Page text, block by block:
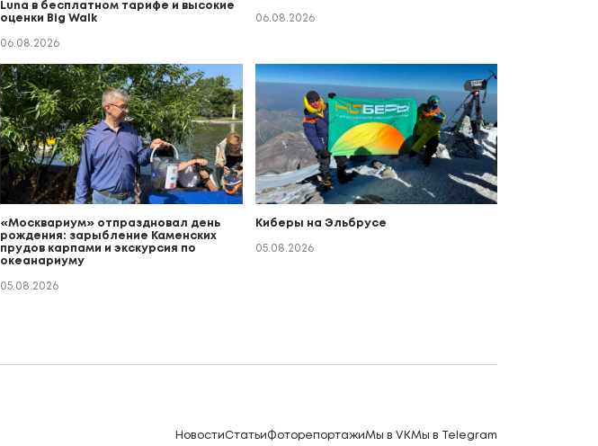
Luna в бесплатном тарифе и высокие
оценки Big Walk
06.08.2026
06.08.2026
«Москвариум» отпраздновал день
рождения: зарыбление Каменских
прудов карпами и экскурсия по
океанариуму
05.08.2026
Киберы на Эльбрусе
05.08.2026
НовостиСтатьиФоторепортажиМы в VKМы в Telegram